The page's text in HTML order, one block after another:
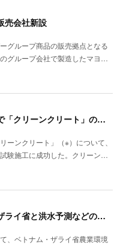
売会社新設
グループ商品の販売拠点となる
グループ会社で製造したマヨ…
【アジア】大林組 インドネシアで「クリーンクリート」の供給体制を確立
ーンクリート」（※）について、
験施工に成功した。クリーン…
【アジア】Ｓｐｅｃｔｅｅ 越・ザライ省と洪水予測などの社会実装に向けたＭｏＵ締結
、ベトナム・ザライ省農業環境